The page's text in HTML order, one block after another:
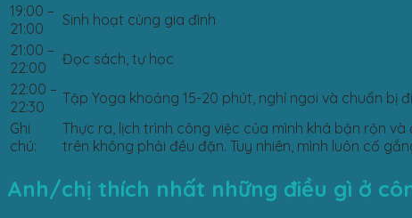
19:00 –
21:00
Sinh hoạt cùng gia đình
21:00 –
22:00
Đọc sách, tự học
22:00 –
22:30
Tập Yoga khoảng 15-20 phút, nghỉ ngơi và chuẩn bị
Ghi
chú:
Thực ra, lịch trình công việc của mình khá bận rộn
trên không phải đều đặn. Tuy nhiên, mình luôn cố
Anh/chị thích nhất những điều gì ở